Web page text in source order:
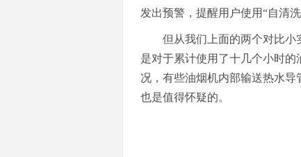
发出预警，提醒用户使用“自清
但从我们上面的两个对比小
是对于累计使用了十几个小时
况，有些油烟机内部输送热水
也是值得怀疑的。